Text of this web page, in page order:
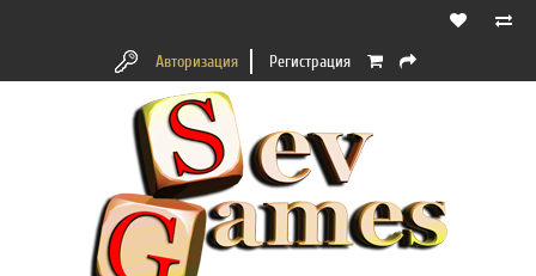
Авторизация Регистрация